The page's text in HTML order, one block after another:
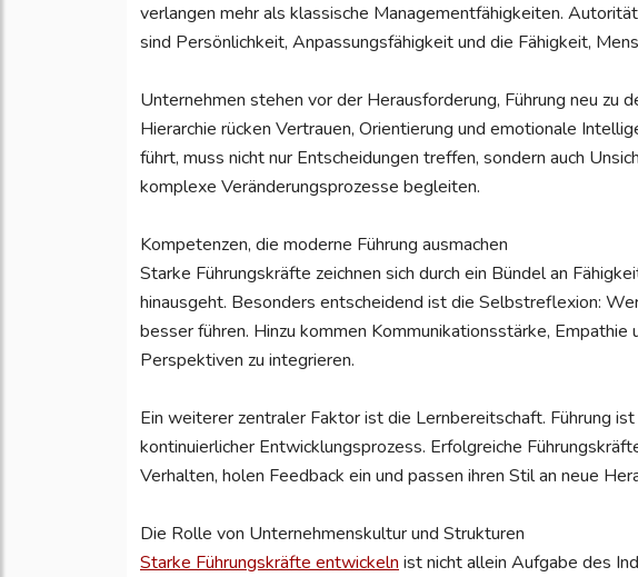
verlangen mehr als klassische Managementfähigkeiten.
sind Persönlichkeit, Anpassungsfähigkeit und die Fähigkeit,
Unternehmen stehen vor der Herausforderung, Führung neu zu
Hierarchie rücken Vertrauen, Orientierung und emotionale
führt, muss nicht nur Entscheidungen treffen, sondern auch
komplexe Veränderungsprozesse begleiten.
Kompetenzen, die moderne Führung ausmachen
Starke Führungskräfte zeichnen sich durch ein Bündel an
hinausgeht. Besonders entscheidend ist die Selbstreflexion:
besser führen. Hinzu kommen Kommunikationsstärke, Empathie
Perspektiven zu integrieren.
Ein weiterer zentraler Faktor ist die Lernbereitschaft. Führung
kontinuierlicher Entwicklungsprozess. Erfolgreiche
Verhalten, holen Feedback ein und passen ihren Stil an neue
Die Rolle von Unternehmenskultur und Strukturen
Starke Führungskräfte entwickelnist nicht allein Aufgabe des